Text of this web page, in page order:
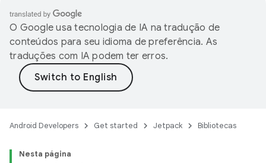
O Google usa tecnologia de IA na tradução de
conteúdos para seu idioma de preferência. As
traduções com IA podem ter erros.
Android Developers Get started Jetpack Bibliotecas
Nesta página